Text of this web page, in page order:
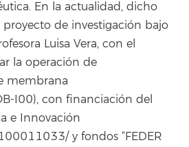
En la actualidad, dicho
de investigación bajo
Luisa Vera, con el
la operación de
membrana
I00), con financiación del
e Innovación
y fondos “FEDER